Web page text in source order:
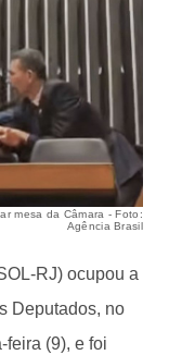
mesa da Câmara - Foto:
Agência Brasil
RJ) ocupou a
Deputados, no
feira (9), e foi